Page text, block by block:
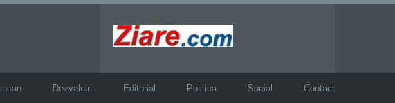
Dezvaluiri Editorial Politica Social Contact